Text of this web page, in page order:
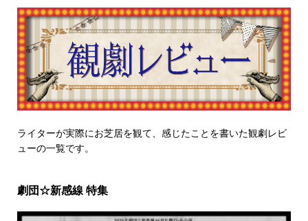
ライターが実際にお芝居を観て、感じたことを書いた観劇レビ
ューの一覧です。
劇団☆新感線 特集